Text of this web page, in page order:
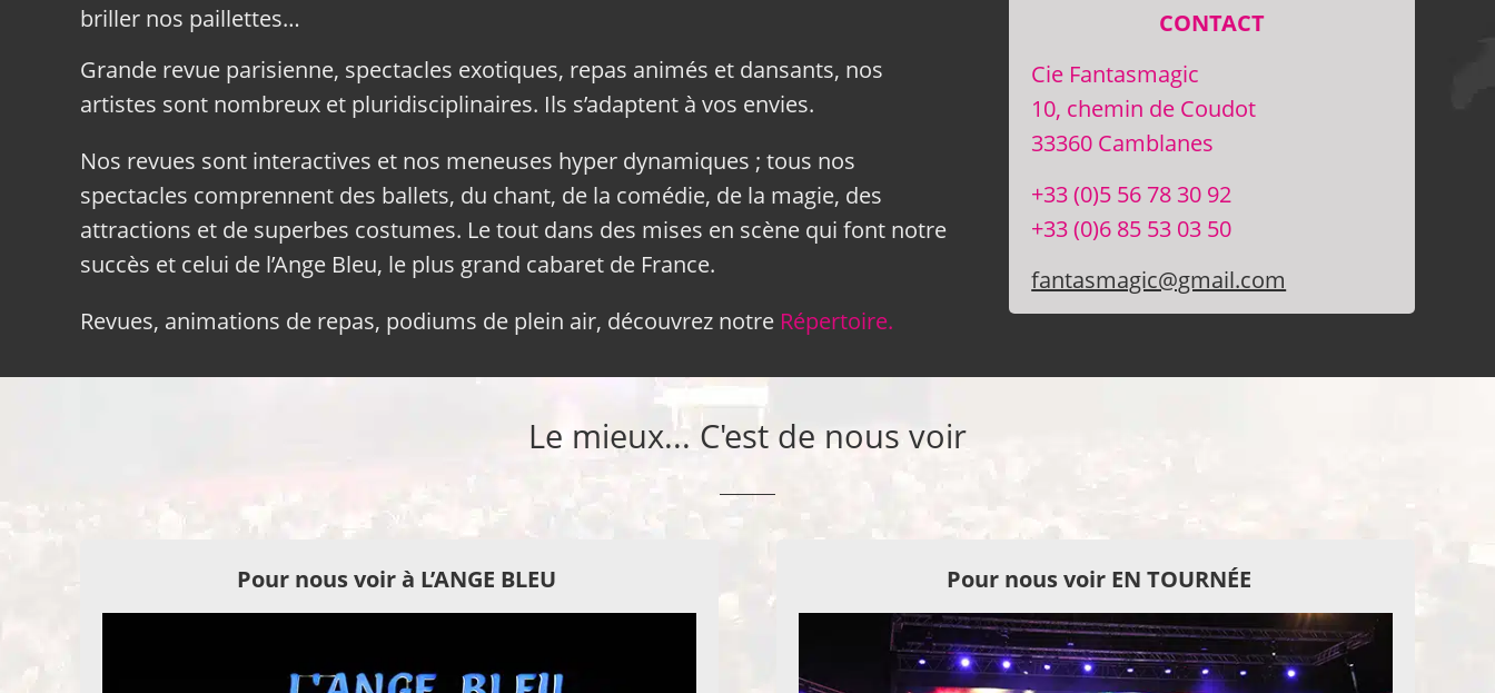
briller nos paillettes…
Grande revue parisienne, spectacles exotiques, repas animés et dansants, nos
artistes sont nombreux et pluridisciplinaires. Ils s’adaptent à vos envies.
Nos revues sont interactives et nos meneuses hyper dynamiques ; tous nos
spectacles comprennent des ballets, du chant, de la comédie, de la magie, des
attractions et de superbes costumes. Le tout dans des mises en scène qui font notre
succès et celui de l’Ange Bleu, le plus grand cabaret de France.
Revues, animations de repas, podiums de plein air, découvrez notre Répertoire.
CONTACT
Cie Fantasmagic
10, chemin de Coudot
33360 Camblanes
+33 (0)5 56 78 30 92
+33 (0)6 85 53 03 50
fantasmagic@gmail.com
Le mieux... C'est de nous voir
Pour nous voir à L’ANGE BLEU Pour nous voir EN TOURNÉE